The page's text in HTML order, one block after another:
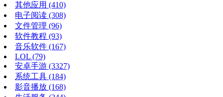
其他应用 (410)
电子阅读 (308)
文件管理 (96)
软件教程 (93)
音乐软件 (167)
LOL (79)
安卓手游 (3327)
系统工具 (184)
影音播放 (168)